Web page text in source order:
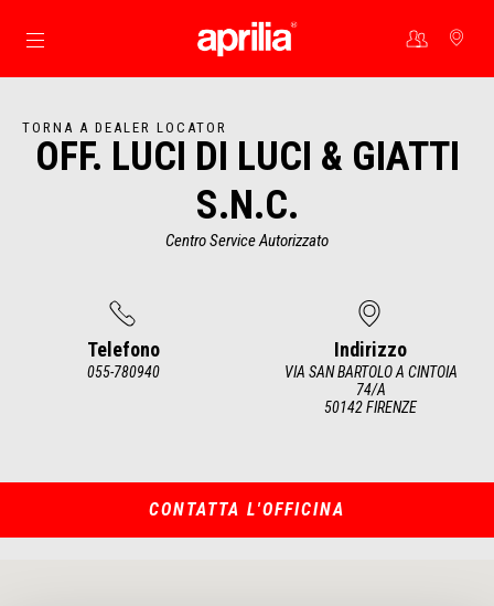
Vai al contenuto principale
TORNA A DEALER LOCATOR
OFF. LUCI DI LUCI & GIATTI
S.N.C.
Centro Service Autorizzato
Telefono
055-780940
Indirizzo
VIA SAN BARTOLO A CINTOIA
74/A
50142 FIRENZE
CONTATTA L'OFFICINA